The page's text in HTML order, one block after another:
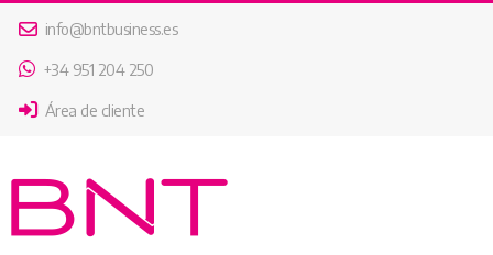
info@bntbusiness.es
+34 951 204 250
Área de cliente